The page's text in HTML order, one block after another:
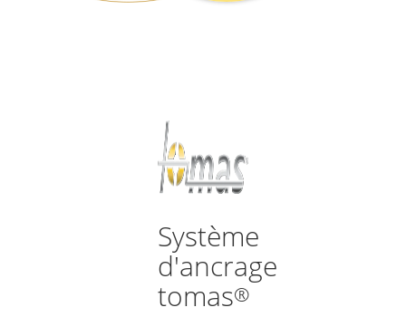
Système
d'ancrage
tomas®